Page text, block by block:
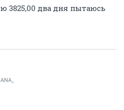
3825,00 два дня пытаюсь